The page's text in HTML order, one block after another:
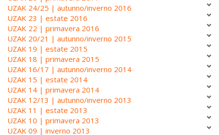
UZAK 24/25 | autunno/inverno 2016
UZAK 23 | estate 2016
UZAK 22 | primavera 2016
UZAK 20/21 | autunno/inverno 2015
UZAK 19 | estate 2015
UZAK 18 | primavera 2015
UZAK 16/17 | autunno/inverno 2014
UZAK 15 | estate 2014
UZAK 14 | primavera 2014
UZAK 12/13 | autunno/inverno 2013
UZAK 11 | estate 2013
UZAK 10 | primavera 2013
UZAK 09 | inverno 2013